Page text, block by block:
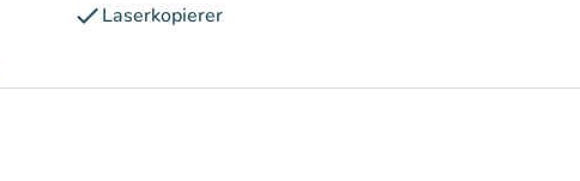
checkLaserkopierer